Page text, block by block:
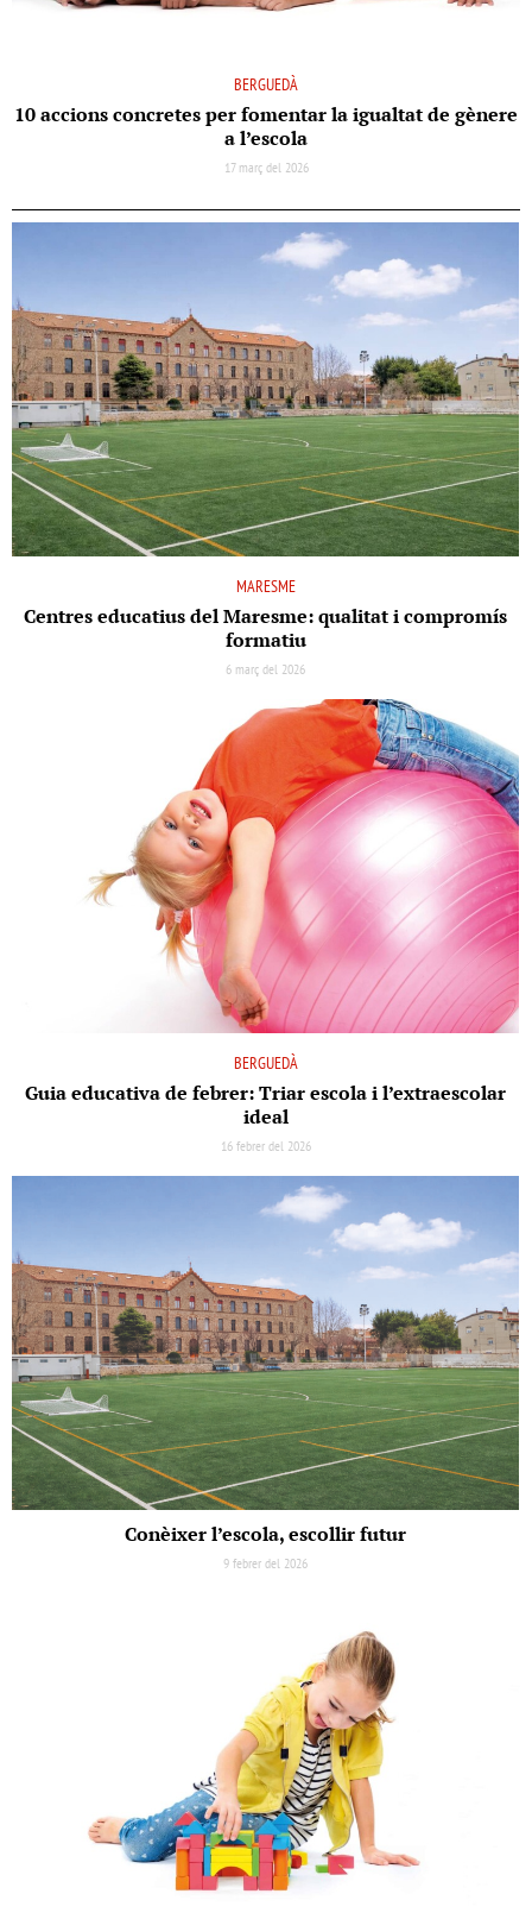
BERGUEDÀ
10 accions concretes per fomentar la igualtat de gènere
a l’escola
17 març del 2026
MARESME
Centres educatius del Maresme: qualitat i compromís
formatiu
6 març del 2026
BERGUEDÀ
Guia educativa de febrer: Triar escola i l’extraescolar
ideal
16 febrer del 2026
Conèixer l’escola, escollir futur
9 febrer del 2026